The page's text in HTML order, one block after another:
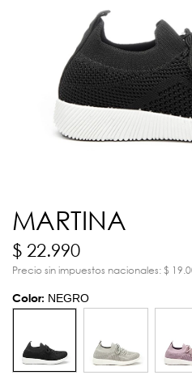
MARTINA
$ 22.990
Precio sin impuestos nacionales: $
Color: NEGRO